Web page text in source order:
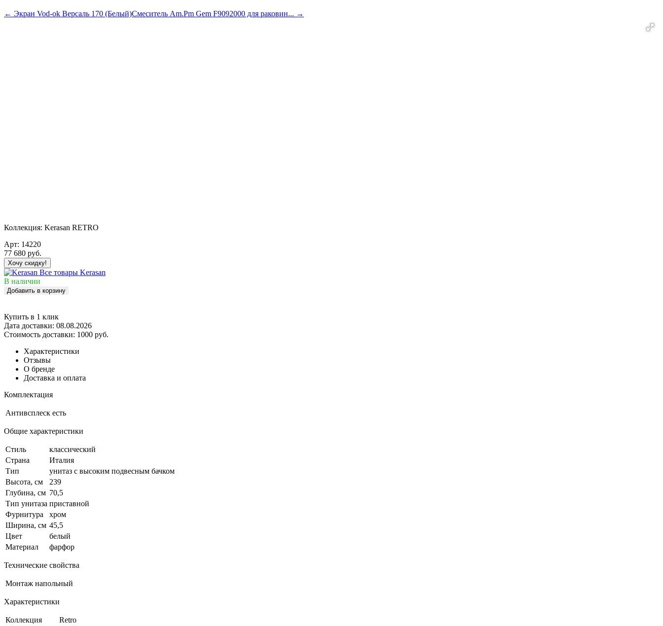
← Экран Vod-ok Версаль 170 (Белый)Смеситель Am.Pm Gem F9092000 для раковин... →
Коллекция: Kerasan RETRO
Арт: 14220
77 680 руб.
Хочу скидку!
Все товары Kerasan
В наличии
Добавить в корзину
Купить в 1 клик
Дата доставки: 08.08.2026
Стоимость доставки: 1000 руб.
Характеристики
Отзывы
О бренде
Доставка и оплата
Комплектация
Антивсплеск есть
Общие характеристики
Стиль
классический
Страна
Италия
Тип
унитаз с высоким подвесным бачком
Высота, см
239
Глубина, см 70,5
Тип унитаза приставной
Фурнитура
хром
Ширина, см 45,5
Цвет
белый
Материал
фарфор
Технические свойства
Монтаж напольный
Характеристики
Коллекция
Retro